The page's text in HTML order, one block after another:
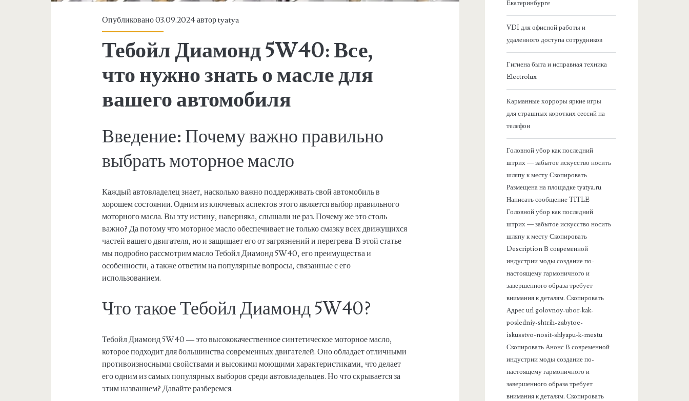
Опубликовано 03.09.2024 авторtyatya
Тебойл Диамонд 5W40: Все,
что нужно знать о масле для
вашего автомобиля
Введение: Почему важно правильно
выбрать моторное масло
Каждый автовладелец знает, насколько важно поддерживать свой автомобиль в
хорошем состоянии. Одним из ключевых аспектов этого является выбор правильного
моторного масла. Вы эту истину, наверняка, слышали не раз. Почему же это столь
важно? Да потому что моторное масло обеспечивает не только смазку всех движущихся
частей вашего двигателя, но и защищает его от загрязнений и перегрева. В этой статье
мы подробно рассмотрим масло Тебойл Диамонд 5W40, его преимущества и
особенности, а также ответим на популярные вопросы, связанные с его
использованием.
Что такое Тебойл Диамонд 5W40?
Тебойл Диамонд 5W40 — это высококачественное синтетическое моторное масло,
которое подходит для большинства современных двигателей. Оно обладает отличными
противоизносными свойствами и высокими моющими характеристиками, что делает
его одним из самых популярных выборов среди автовладельцев. Но что скрывается за
этим названием? Давайте разберемся.
Екатеринбурге
VDI для офисной работы и
удаленного доступа сотрудников
Гигиена быта и исправная техника
Electrolux
Карманные хорроры яркие игры
для страшных коротких сессий на
телефон
Головной убор как последний
штрих — забытое искусство носить
шляпу к месту Скопировать
Размещена на площадке tyatya.ru
Написать сообщение TITLE
Головной убор как последний
штрих — забытое искусство носить
шляпу к месту Скопировать
Description В современной
индустрии моды создание по-
настоящему гармоничного и
завершенного образа требует
внимания к деталям. Скопировать
Адрес url golovnoy-ubor-kak-
posledniy-shtrih-zabytoe-
iskusstvo-nosit-shlyapu-k-mestu
Скопировать Анонс В современной
индустрии моды создание по-
настоящему гармоничного и
завершенного образа требует
внимания к деталям. Скопировать